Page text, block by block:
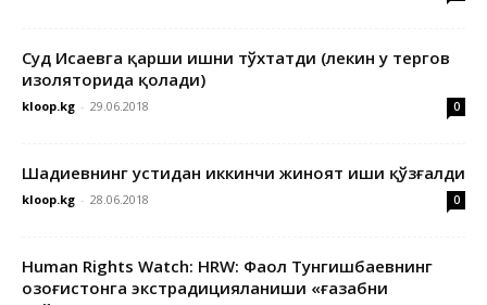
Суд Исаевга қарши ишни тўхтатди (лекин у тергов
изоляторида қолади)
kloop.kg - 29.06.2018 0
Шадиевнинг устидан иккинчи жиноят иши қўзғалди
kloop.kg - 28.06.2018 0
Human Rights Watch: HRW: Фаол Тунгишбаевнинг
Қозоғистонга экстрадицияланиши «ғазабни